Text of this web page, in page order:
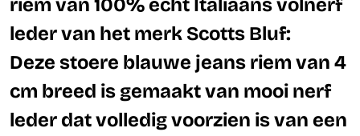
riem van 100% echt Italiaans volnerf
leder van het merk Scotts Bluf:
Deze stoere blauwe jeans riem van 4
cm breed is gemaakt van mooi nerf
leder dat volledig voorzien is van een